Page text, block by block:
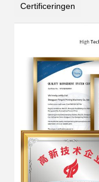
Certificeringen